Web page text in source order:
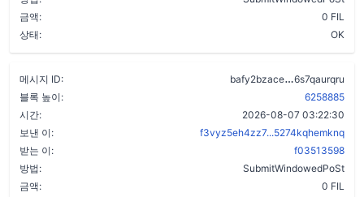
금액:
0 FIL
상태:
OK
메시지 ID: bafy2bzace
6s7qaurqru
블록 높이:
6258885
시간:
2026-08-07 03:22:30
보낸 이:
f3vyz5eh4zz7...5274kqhemknq
받는 이:
f03513598
방법:
SubmitWindowedPoSt
금액:
0 FIL